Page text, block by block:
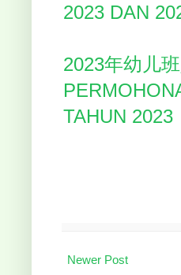
2023 DAN
2023年幼儿
TAHUN 2023
Newer Post